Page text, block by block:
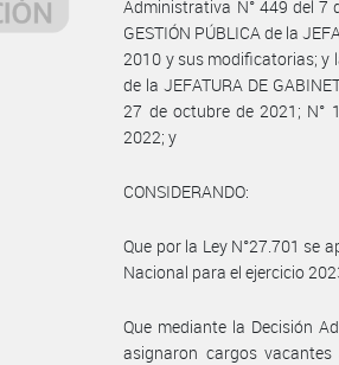
Administrativa N° 449 del 7
GESTIÓN PÚBLICA de la
2010 y sus modificatorias; y
de la JEFATURA DE
27 de octubre de 2021; N°
2022; y
CONSIDERANDO:
Que por la Ley N°27.701 se
Nacional para el ejercicio
Que mediante la Decisión
asignaron cargos vacantes